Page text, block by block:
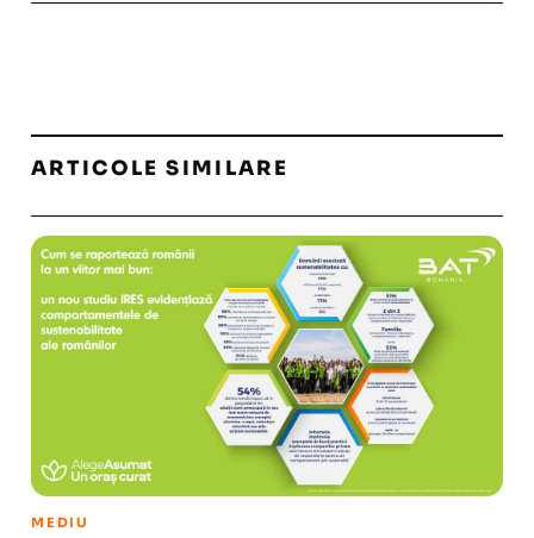
ARTICOLE SIMILARE
MEDIU